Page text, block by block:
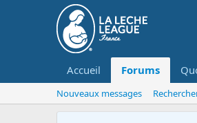
Accueil Forums
Nouveaux messages